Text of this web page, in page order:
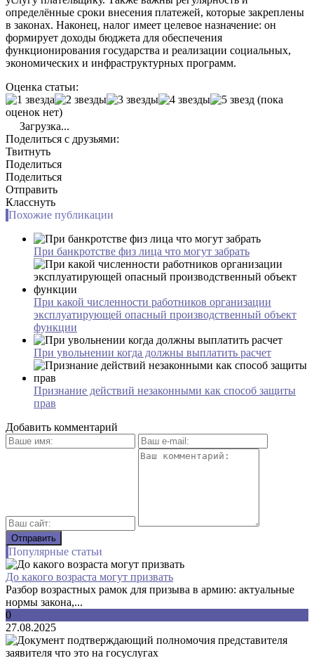
определённые сроки внесения платежей, которые закреплены
в законах. Наконец, налог имеет целевое назначение: он
формирует доходы бюджета для обеспечения
функционирования государства и реализации социальных,
экономических и инфраструктурных программ.
Оценка статьи:
(пока
оценок нет)
Загрузка...
Поделиться с друзьями:
Твитнуть
Поделиться
Поделиться
Отправить
Класснуть
Похожие публикации
При банкротстве физ лица что могут забрать
При какой численности работников организации
эксплуатирующей опасный производственный объект
функции
При увольнении когда должны выплатить расчет
Признание действий незаконными как способ защиты
прав
Добавить комментарий
Популярные статьи
До какого возраста могут призвать
Разбор возрастных рамок для призыва в армию: актуальные
нормы закона,...
0
27.08.2025